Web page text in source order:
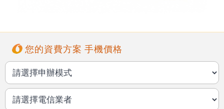
您的資費方案 手機價格